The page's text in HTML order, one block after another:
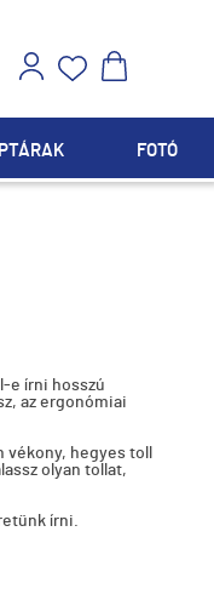
FOTÓ
e írni hosszú
az ergonómiai
hegyes toll
olyan tollat,
írni.